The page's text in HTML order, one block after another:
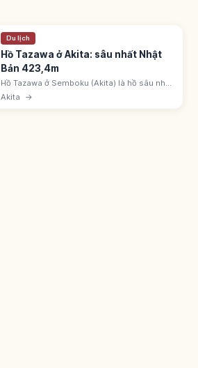
Du lịch
Hồ Tazawa ở Akita: sâu nhất Nhật
Bản 423,4m
Hồ Tazawa ở Semboku (Akita) là hồ sâu nhất
Nhật Bản 423,4m, chu vi ~20km. Truyền
Akita →